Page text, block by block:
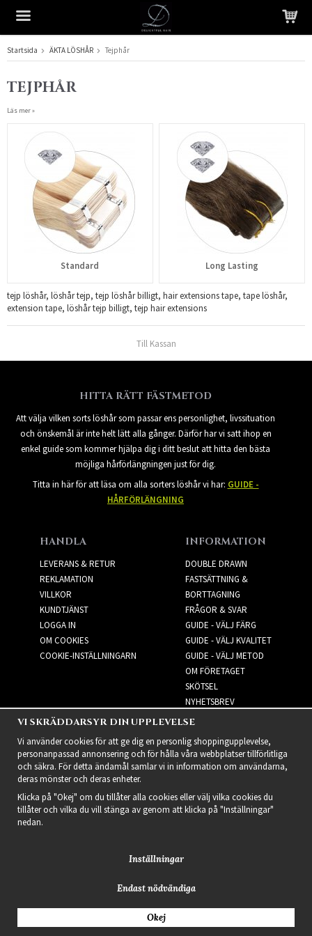
Produkten har blivit tillagd i varukorgen
Startsida ÄKTA LÖSHÅR Tejphår
TEJPHÅR
Läs mer »
Standard Long Lasting
tejp löshår, löshår tejp, tejp löshår billigt, hair extensions tape, tape löshår,
extension tape, löshår tejp billigt, tejp hair extensions
Till Kassan
HITTA RÄTT FÄSTMETOD
Att välja vilken sorts löshår som passar ens personlighet, livssituation
och önskemål är inte helt lätt alla gånger. Därför har vi satt ihop en
enkel guide som kommer hjälpa dig i ditt beslut att hitta den bästa
möjliga hårförlängningen just för dig.
Titta in här för att läsa om alla sorters löshår vi har: GUIDE -
HÅRFÖRLÄNGNING
HANDLA
LEVERANS & RETUR
REKLAMATION
VILLKOR
KUNDTJÄNST
LOGGA IN
OM COOKIES
COOKIE-INSTÄLLNINGARN
INFORMATION
DOUBLE DRAWN
FASTSÄTTNING &
BORTTAGNING
FRÅGOR & SVAR
GUIDE - VÄLJ FÄRG
GUIDE - VÄLJ KVALITET
GUIDE - VÄLJ METOD
OM FÖRETAGET
SKÖTSEL
NYHETSBREV
NYHETSBREV
VI SKRÄDDARSYR DIN UPPLEVELSE
Vi använder cookies för att ge dig en personlig shoppingupplevelse,
personanpassad annonsering och för hålla våra webbplatser tillförlitliga
och säkra. För detta ändamål samlar vi in information om användarna,
deras mönster och deras enheter.
Klicka på "Okej" om du tillåter alla cookies eller välj vilka cookies du
tillåter och vilka du vill stänga av genom att klicka på "Inställningar"
nedan.
Inställningar
Endast nödvändiga
Okej